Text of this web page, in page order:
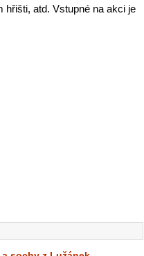
hřišti, atd. Vstupné na akci je